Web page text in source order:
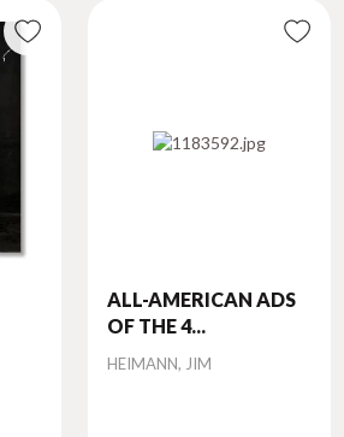
ALL-AMERICAN ADS
OF THE 4...
Autor
HEIMANN, JIM